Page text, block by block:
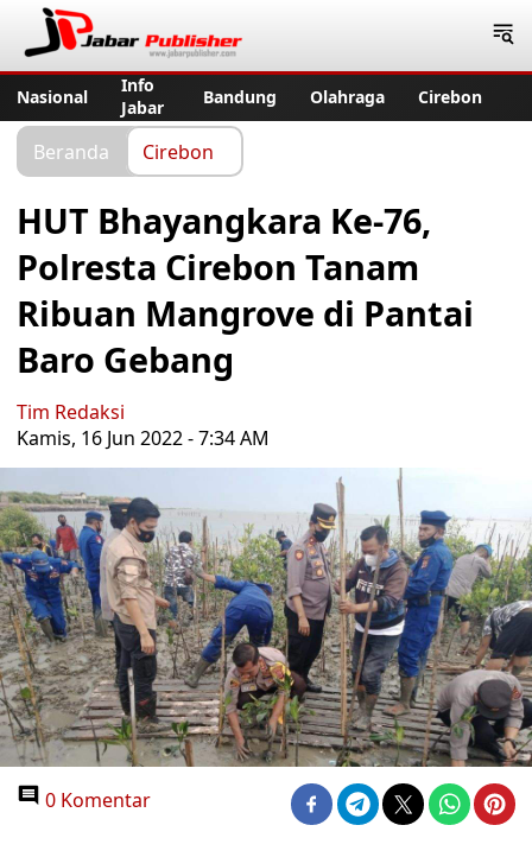
Nasional
Info
Jabar
Bandung Olahraga Cirebon
Beranda Cirebon
HUT Bhayangkara Ke-76,
Polresta Cirebon Tanam
Ribuan Mangrove di Pantai
Baro Gebang
Tim Redaksi
Kamis, 16 Jun 2022 - 7:34 AM
0 Komentar